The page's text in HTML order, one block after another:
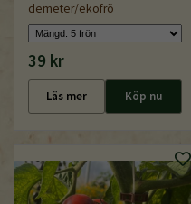
demeter/ekofrö
39 kr
Läs mer Köp nu